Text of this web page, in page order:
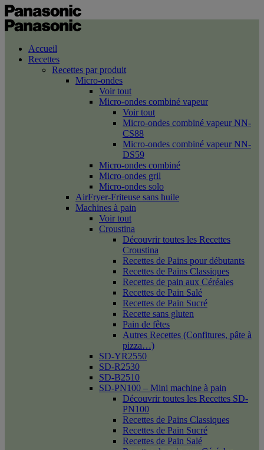
Accueil
Recettes
Recettes par produit
Micro-ondes
Voir tout
Micro-ondes combiné vapeur
Voir tout
Micro-ondes combiné vapeur NN-
CS88
Micro-ondes combiné vapeur NN-
DS59
Micro-ondes combiné
Micro-ondes gril
Micro-ondes solo
AirFryer-Friteuse sans huile
Machines à pain
Voir tout
Croustina
Découvrir toutes les Recettes
Croustina
Recettes de Pains pour débutants
Recettes de Pains Classiques
Recettes de pain aux Céréales
Recettes de Pain Salé
Recettes de Pain Sucré
Recette sans gluten
Pain de fêtes
Autres Recettes (Confitures, pâte à
pizza…)
SD-YR2550
SD-R2530
SD-B2510
SD-PN100 – Mini machine à pain
Découvrir toutes les Recettes SD-
PN100
Recettes de Pains Classiques
Recettes de Pain Sucré
Recettes de Pain Salé